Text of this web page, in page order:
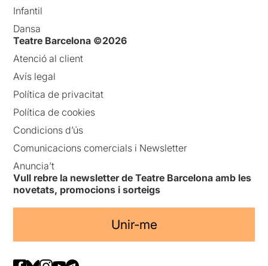
Infantil
Dansa
Teatre Barcelona ©2026
Atenció al client
Avís legal
Política de privacitat
Política de cookies
Condicions d’ús
Comunicacions comercials i Newsletter
Anuncia’t
Vull rebre la newsletter de Teatre Barcelona amb les
novetats, promocions i sorteigs
Unir-me